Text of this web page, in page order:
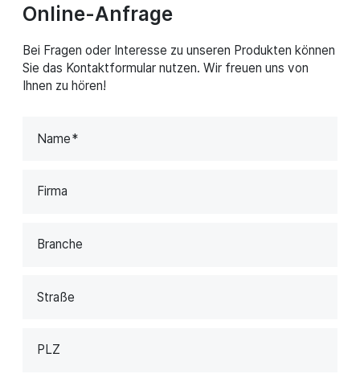
Online-Anfrage
Bei Fragen oder Interesse zu unseren Produkten können
Sie das Kontaktformular nutzen. Wir freuen uns von
Ihnen zu hören!
Name
Firma
Branche
Straße
PLZ